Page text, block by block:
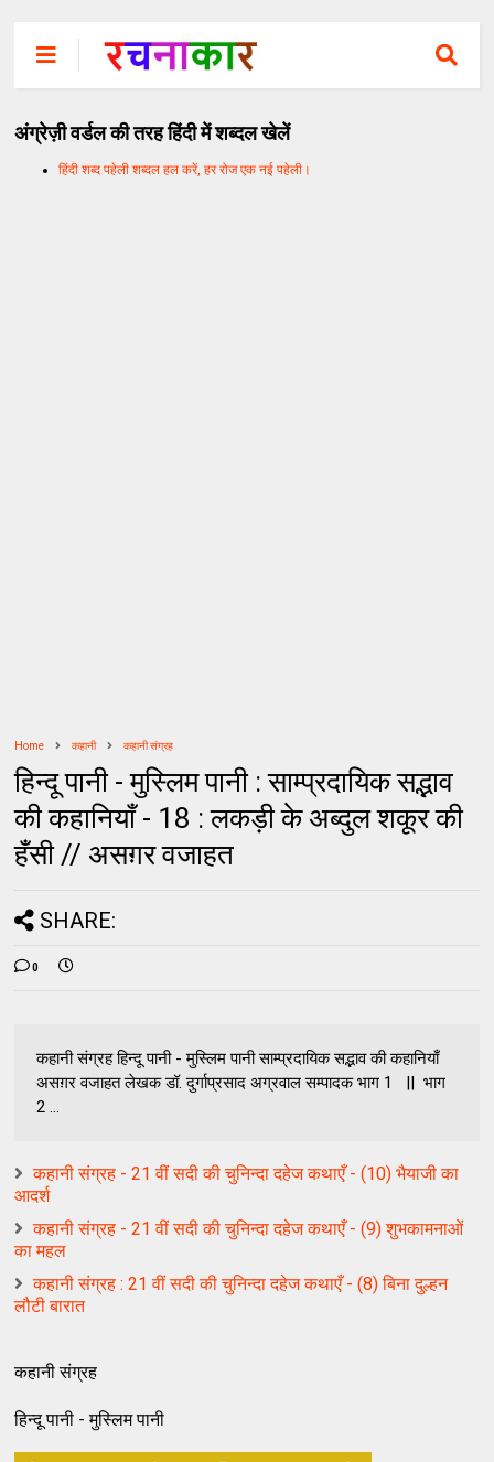
अंग्रेज़ी वर्डल की तरह हिंदी में शब्दल खेलें
हिंदी शब्द पहेली शब्दल हल करें, हर रोज एक नई पहेली।
Home कहानी कहानी संग्रह
हिन्दू पानी - मुस्लिम पानी : साम्प्रदायिक सद्भाव
की कहानियाँ - 18 : लकड़ी के अब्दुल शकूर की
हँसी // असग़र वजाहत
SHARE:
0
कहानी संग्रह हिन्दू पानी - मुस्लिम पानी साम्प्रदायिक सद्भाव की कहानियाँ
असग़र वजाहत लेखक डॉ. दुर्गाप्रसाद अग्रवाल सम्पादक भाग 1 || भाग
2 ...
कहानी संग्रह - 21 वीं सदी की चुनिन्दा दहेज कथाएँ - (10) भैयाजी का
आदर्श
कहानी संग्रह - 21 वीं सदी की चुनिन्दा दहेज कथाएँ - (9) शुभकामनाओं
का महल
कहानी संग्रह : 21 वीं सदी की चुनिन्दा दहेज कथाएँ - (8) बिना दुल्हन
लौटी बारात
कहानी संग्रह
हिन्दू पानी - मुस्लिम पानी